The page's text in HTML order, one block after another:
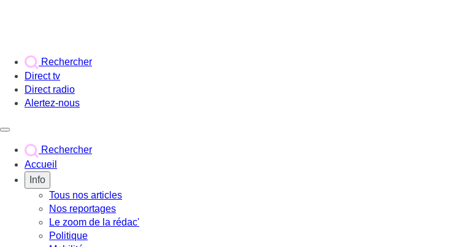
Rechercher
Direct tv
Direct radio
Alertez-nous
Rechercher
Accueil
Info
Tous nos articles
Nos reportages
Le zoom de la rédac'
Politique